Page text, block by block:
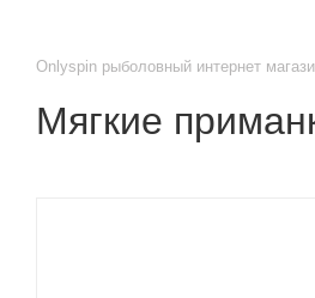
Onlyspin рыболовный интернет
Мягкие